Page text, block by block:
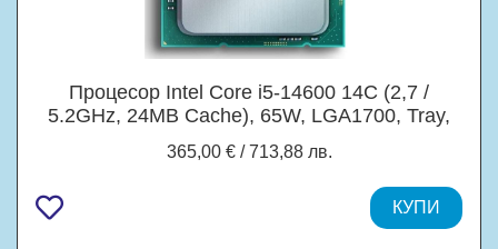
Процесор Intel Core i5-14600 14C (2,7 /
5.2GHz, 24MB Cache), 65W, LGA1700, Tray,
365,00 € / 713,88 лв.
КУПИ